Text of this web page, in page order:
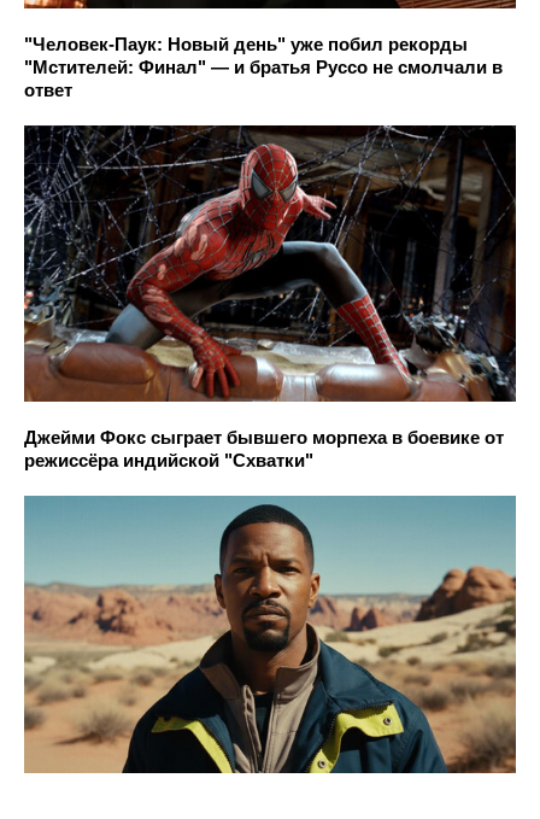
"Человек-Паук: Новый день" уже побил рекорды
"Мстителей: Финал" — и братья Руссо не смолчали в
ответ
Джейми Фокс сыграет бывшего морпеха в боевике от
режиссёра индийской "Схватки"